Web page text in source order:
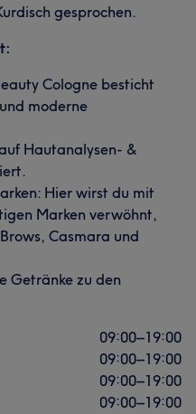
gesprochen.
Cologne besticht
moderne
Hautanalysen- &
Hier wirst du mit
Marken verwöhnt,
Casmara und
Getränke zu den
09:00–19:00
09:00–19:00
09:00–19:00
09:00–19:00